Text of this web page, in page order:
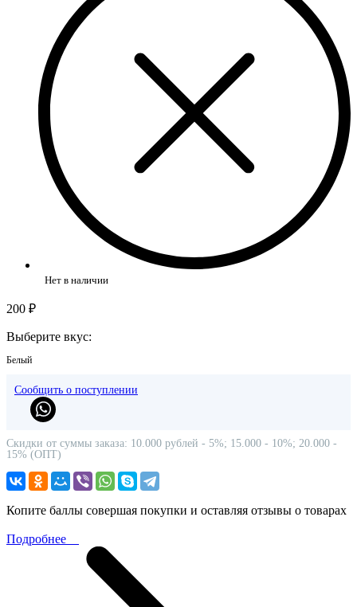
Нет в наличии
200 ₽
Выберите вкус:
Белый
Сообщить о поступлении
Скидки от суммы заказа: 10.000 рублей - 5%; 15.000 - 10%; 20.000 -
15% (ОПТ)
Копите баллы совершая покупки и оставляя отзывы о товарах
Подробнее